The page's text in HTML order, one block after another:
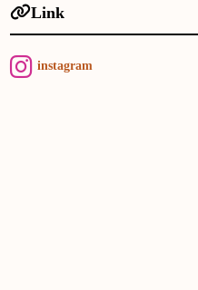
Link
instagram